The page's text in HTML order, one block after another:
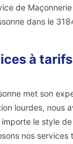
de
dans le
à
met son
lourdes, nous
le style
nos services